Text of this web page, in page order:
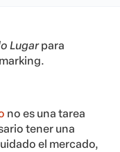
Lugarpara
no es una tarea
tener una
el mercado,